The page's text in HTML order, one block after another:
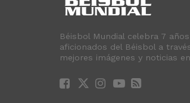
Béisbol Mundial celebra 7
aficionados del Béisbol a
mejores imágenes y noticias